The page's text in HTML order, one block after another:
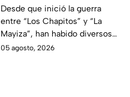
son los 10 influencers
asesinados por la
guerra entre "Los
Chapitos" y "La Mayiza"
Desde que inició la guerra
entre “Los Chapitos” y “La
Mayiza”, han habido diversos
asesinatos, entre ellos los de
05 agosto, 2026